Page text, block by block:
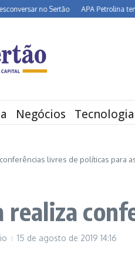
no Sertão APA Petrolina tem três
Negócios Tecnologia
livres de políticas para
realiza
15 de agosto de 2019 14:16